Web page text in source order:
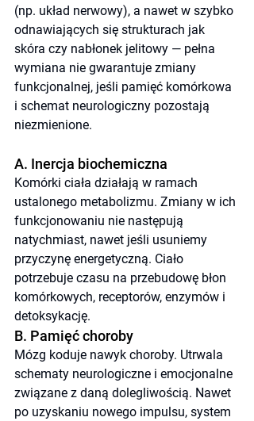
(np. układ nerwowy), a nawet w szybko
odnawiających się strukturach jak
skóra czy nabłonek jelitowy — pełna
wymiana nie gwarantuje zmiany
funkcjonalnej, jeśli pamięć komórkowa
i schemat neurologiczny pozostają
niezmienione.
A. Inercja biochemiczna
Komórki ciała działają w ramach
ustalonego metabolizmu. Zmiany w ich
funkcjonowaniu nie następują
natychmiast, nawet jeśli usuniemy
przyczynę energetyczną. Ciało
potrzebuje czasu na przebudowę błon
komórkowych, receptorów, enzymów i
detoksykację.
B. Pamięć choroby
Mózg koduje nawyk choroby. Utrwala
schematy neurologiczne i emocjonalne
związane z daną dolegliwością. Nawet
po uzyskaniu nowego impulsu, system